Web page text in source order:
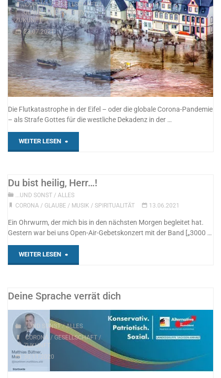
CORONA/GESELLSCHAFT/
GLAUBE/PROGRESSIV/
ZUKUNFT
23.07.2021
Die Flutkatastrophe in der Eifel – oder die globale Corona-Pandemie
– als Strafe Gottes für die westliche Dekadenz in der …
WEITER LESEN "Signalthemen!"
Du bist heilig, Herr…!
...UND SONST / ALLES
CORONA / GLAUBE / MUSIK / SPIRITUALITÄT 13.06.2021
Ein Ohrwurm, der mich bis in den nächsten Morgen begleitet hat.
Gestern war bei uns Open-Air-Gebetskonzert mit der Band [„3000 …
WEITER LESEN "Du
heilig,
Deine Sprache verrät dich
...UND SONST / ALLES
CORONA / GESELLSCHAFT/
ZUKUNFT
30.11.2020